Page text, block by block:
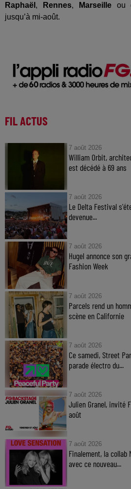
Raphaël , Rennes, Marseille ou
jusqu’à mi-août.
FIL ACTUS
7 août 2026
William Orbit,
est décédé à 69 ans
7 août 2026
Le Delta Festival
devenue...
7 août 2026
Hugel annonce son
Fashion Week
7 août 2026
Parcels rend un
scène en Californie
7 août 2026
Ce samedi, Street
parade électro du...
7 août 2026
Julien Granel, invité
août
7 août 2026
Finalement, la collab
avec ce nouveau...